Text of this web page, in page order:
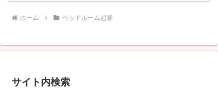
ホーム ベッドルーム起業
サイト内検索